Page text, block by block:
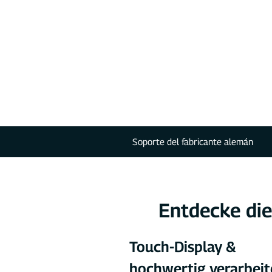
Soporte del fabricante alemán
Entdecke
Touch-Display &
hochwertig